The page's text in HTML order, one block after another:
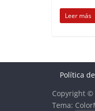
Leer más
Política
Copyright ©
Tema: